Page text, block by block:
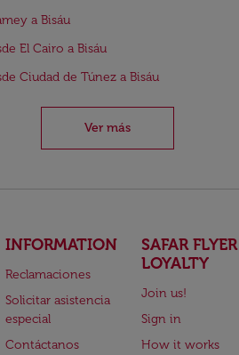
a Bisáu
El Cairo a Bisáu
Ciudad de Túnez a Bisáu
Ver más
INFORMATION
Reclamaciones
Solicitar asistencia
especial
Contáctanos
SAFAR FLYER
LOYALTY
Join us!
Sign in
How it works